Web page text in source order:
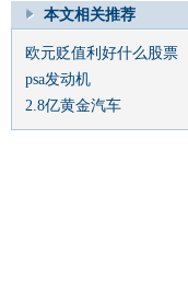
本文相关推荐
欧元贬值利好什么股票
psa发动机
2.8亿黄金汽车